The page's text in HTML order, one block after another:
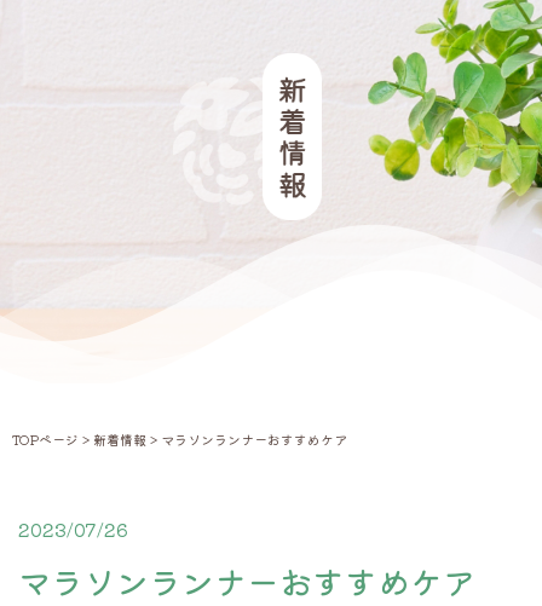
TOPページ > 新着情報 > マラソンランナーおすすめケア
2023/07/26
マラソンランナーおすすめケア